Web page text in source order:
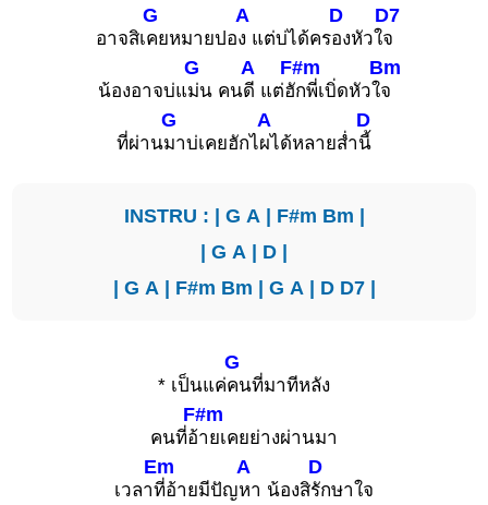
อาจสิเ
G
คยหมายปอ
A
ง แต่บ่ได้คร
D
องหัวใ
D7
จ
น้องอาจบ่แ
G
ม่น คน
A
ดี แต่ฮั
F#m
กพี่เบิ่ดหัวใ
Bm
จ
ที่ผ่าน
G
มาบ่เคยฮักไ
A
ผได้หลายส่ำ
D
นี้
INSTRU : | G A| F#m Bm |
| G A | D |
| G A| F#m Bm | G A| D D7|
* เป็นแค่
G
คนที่มาทีหลัง
คนที่อ้
F#m
ายเคยย่างผ่านมา
เวลา
Em
ที่อ้ายมีปัญ
A
หา น้องสิ
D
รักษาใจ